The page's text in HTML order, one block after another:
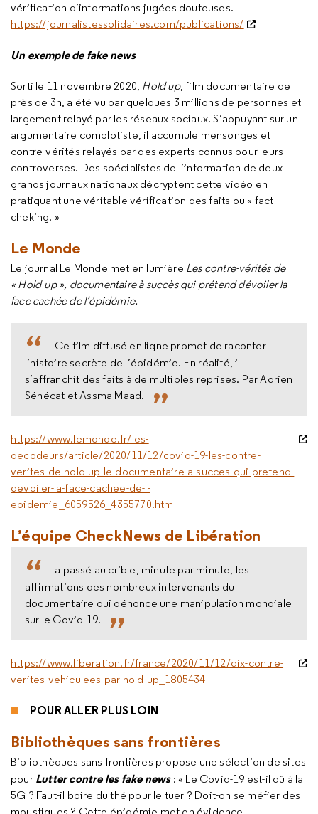
vérification d’informations jugées douteuses.
https://journalistessolidaires.com/publications/
Un exemple de fake news
Sorti le 11 novembre 2020, Hold up, film documentaire de
près de 3h, a été vu par quelques 3 millions de personnes et
largement relayé par les réseaux sociaux. S’appuyant sur un
argumentaire complotiste, il accumule mensonges et
contre-vérités relayés par des experts connus pour leurs
controverses. Des spécialistes de l’information de deux
grands journaux nationaux décryptent cette vidéo en
pratiquant une véritable vérification des faits ou « fact-
cheking. »
Le Monde
Le journal Le Monde met en lumière Les contre-vérités de
« Hold-up », documentaire à succès qui prétend dévoiler la
face cachée de l’épidémie.
Ce film diffusé en ligne promet de raconter
l’histoire secrète de l’épidémie. En réalité, il
s’affranchit des faits à de multiples reprises. Par Adrien
Sénécat et Assma Maad.
https://www.lemonde.fr/les-
decodeurs/article/2020/11/12/covid-19-les-contre-
verites-de-hold-up-le-documentaire-a-succes-qui-pretend-
devoiler-la-face-cachee-de-l-
epidemie_6059526_4355770.html
L’équipe CheckNews de Libération
a passé au crible, minute par minute, les
affirmations des nombreux intervenants du
documentaire qui dénonce une manipulation mondiale
sur le Covid-19.
https://www.liberation.fr/france/2020/11/12/dix-contre-
verites-vehiculees-par-hold-up_1805434
POUR ALLER PLUS LOIN
Bibliothèques sans frontières
Bibliothèques sans frontières propose une sélection de sites
pour Lutter contre les fake news: « Le Covid-19 est-il dû à la
5G ? Faut-il boire du thé pour le tuer ? Doit-on se méfier des